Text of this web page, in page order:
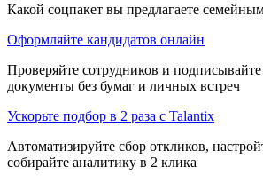
Какой соцпакет вы предлагаете
Оформляйте кандидатов онлайн
Проверяйте сотрудников и
документы без бумаг и личных встреч
Ускорьте подбор в 2 раза с Talantix
Автоматизируйте сбор откликов,
собирайте аналитику в 2 клика